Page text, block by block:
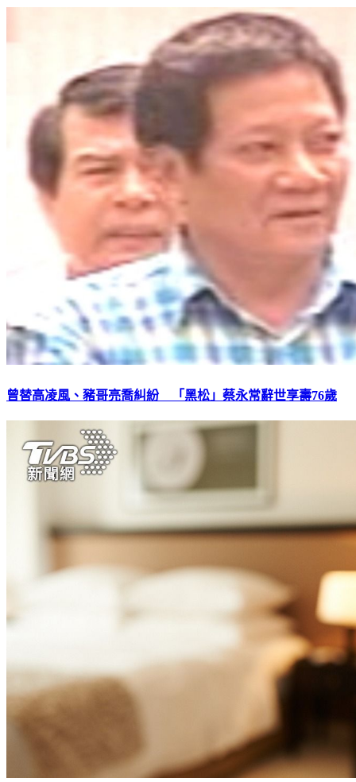
曾替高凌風、豬哥亮喬糾紛 「黑松」蔡永常辭世享壽76歲